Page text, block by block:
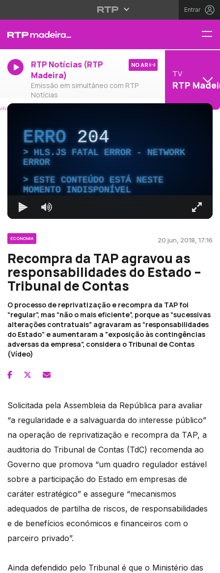
Entrar
RTP Notícias (RTP
Madeira)
Emissão em simultâneo com RTP
Notícias
NO AR
TV
RTP
ERRO204
HLS.JS FATAL ERROR - NETWORK
ERROR
ESTE CONTEÚDO ESTÁ NESTE
MOMENTO INDISPONÍVEL
ECONOMIA 20 jun, 2018, 17:16
Recompra da TAP agravou as
responsabilidades do Estado –
Tribunal de Contas
O processo de reprivatização e recompra da TAP foi
“regular”, mas “não o mais eficiente”, porque as “sucessivas
alterações contratuais” agravaram as “responsabilidades
do Estado” e aumentaram a "exposição às contingências
adversas da empresa”, considera o Tribunal de Contas
(Vídeo)
Solicitada pela Assembleia da República para avaliar
“a regularidade e a salvaguarda do interesse público”
na operação de reprivatização e recompra da TAP, a
auditoria do Tribunal de Contas (TdC) recomenda ao
Governo que promova “um quadro regulador estável
sobre a participação do Estado em empresas de
caráter estratégico” e assegure “mecanismos
adequados de partilha de riscos, de responsabilidades
e de benefícios económicos e financeiros com o
parceiro privado”.
Ainda defendido pelo Tribunal é que o Ministério das